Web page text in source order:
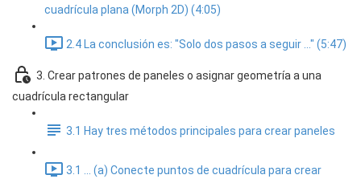
cuadrícula plana (Morph 2D) (4:05)
2.4 La conclusión es: "Solo dos pasos a seguir ..." (5:47)
3. Crear patrones de paneles o asignar geometría a una
cuadrícula rectangular
3.1 Hay tres métodos principales para crear paneles
3.1 ... (a) Conecte puntos de cuadrícula para crear